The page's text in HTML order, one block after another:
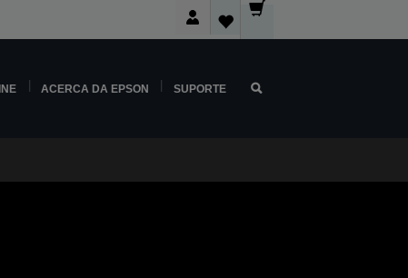
ACERCA DA EPSON SUPORTE